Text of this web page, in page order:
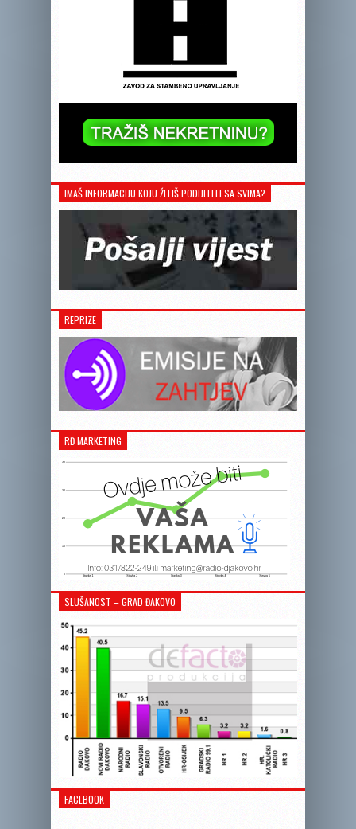
IMAŠ INFORMACIJU KOJU ŽELIŠ PODIJELITI SA SVIMA?
REPRIZE
RĐ MARKETING
SLUŠANOST – GRAD ĐAKOVO
FACEBOOK